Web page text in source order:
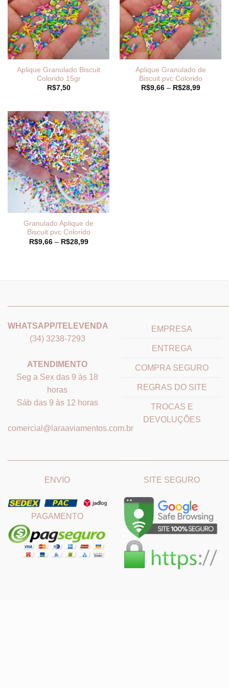
Aplique Granulado Biscuit
Colorido 15gr
R$7,50
Aplique Granulado de
Biscuit pvc Colorido
R$9,66 – R$28,99Faixa
Granulado Aplique de
Biscuit pvc Colorido
R$9,66 – R$28,99Faixa
WHATSAPP/TELEVENDA
(34) 3238-7293
ATENDIMENTO
Seg a Sex das 9 às 18
horas
Sáb das 9 às 12 horas
comercial@laraaviamentos.com.br
EMPRESA
ENTREGA
COMPRA SEGURO
REGRAS DO SITE
TROCAS E
DEVOLUÇÕES
ENVIO
PAGAMENTO
SITE SEGURO